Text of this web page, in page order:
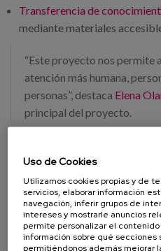
Transferencia de
mediante materiales
“Este proyecto nos permite
atención más humana,
personas”, destaca Elena
principal del proyecto.
por experiencia refuerza su
añadeJosé Manuel Amador
Gipuzkoa.
Compromiso con la
Uso de Cookies
Utilizamos cookies propias y de
servicios, elaborar información
navegación, inferir grupos de
intereses y mostrarle anuncios
permite personalizar el
información sobre qué secciones
permitiéndonos además mejorar